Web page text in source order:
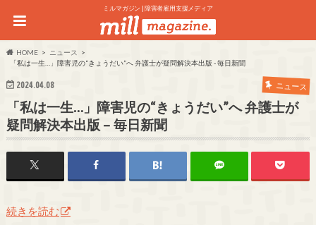
ミルマガジン | 障害者雇用支援メディア
HOME
ニュース
「私は一生…」障害児の“きょうだい”へ 弁護士が疑問解決本出版 - 毎日新聞
2024.04.08 ニュース
「私は一生…」障害児の“きょうだい”へ 弁護士が
疑問解決本出版 – 毎日新聞
続きを読む